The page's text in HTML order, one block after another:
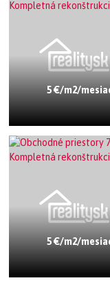
5 €/m2/
5 €/m2/